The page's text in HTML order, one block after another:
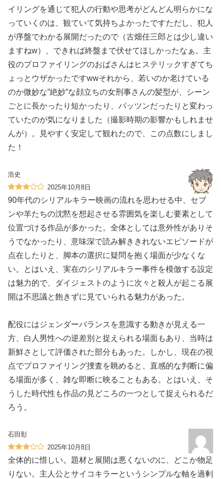
イリングを通じて犯人の行動や思考がどんどん明らかにな
っていくのは、観ていて気持ちよかったですただし、犯人
が序盤でわかる展開だったので（古畑任三郎とは少し違い
ますねw）、できれば終盤まで伏せてほしかったなぁ。主
役のプロファイリングのおばさんはヒステリックすぎてち
ょっとウザかったですwwそれから、若いのか老けている
のか微妙な”絶妙”な顔立ちの女刑事さんの髪型が、シーン
ごとに長かったり短かったり、パッツンだったりと変わっ
ていたのが気になりました（撮影時期の影響かもしれませ
んが）。見やすく安定して観れたので、この点数にしまし
た！
浩史
2025年10月8日
90年代のシリアルキラー映画の流れを思わせる中、セブ
ンや羊たちの沈黙を想起させる雰囲気を楽しむ要素として
位置づける作品が多かった。全体としては意外性がありそ
うでなかったり、意味深で読み解ききれないエピソードが
点在したりと、脚本の選択に疑問を抱く場面が少なくな
い。とはいえ、実在のシリアルキラー事件を模倣する設定
は魅力的で、ダイジェストのように次々と殺人が起こる展
開は不思議と飽きずに見ていられる魅力があった。
配役にはジェンダーバランスを意識する動きが見える一
方、白人男性への逆差別と捉えられる場面もあり、当時は
新鮮さとして評価された部分もあった。しかし、現在の視
点でプロファイリング捜査を眺めると、直感的な判断に偏
る場面が多く、雑な即断に映ることもある。とはいえ、そ
うした時代性も作品の見どころの一つとして捉えられるだ
ろう。
石田彰
2025年10月8日
全体的に惜しい。題材と展開は悪くないのに、どこか物足
りない。主人公とサイコキラーというシンプルな軸を過剰